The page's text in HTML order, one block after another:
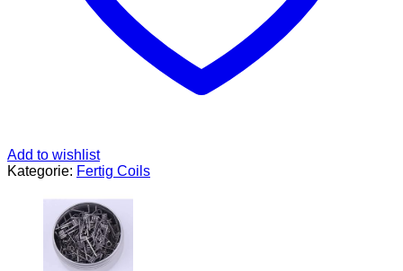
Add to wishlist
Kategorie: Fertig Coils